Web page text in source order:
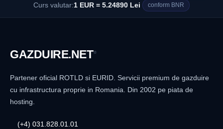
Curs valutar:1 EUR = 5.24890 Lei conform BNR
GAZDUIRE.NET®
Partener oficial ROTLD si EURID. Servicii premium de gazduire
cu infrastructura proprie in Romania. Din 2002 pe piata de
hosting.
(+4) 031.828.01.01